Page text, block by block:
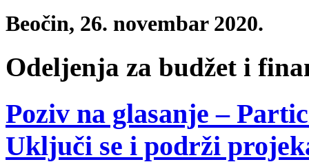
Beočin, 26. novembar 2020.
Odeljenja za budžet i
Poziv na glasanje –
Uključi se i podrži